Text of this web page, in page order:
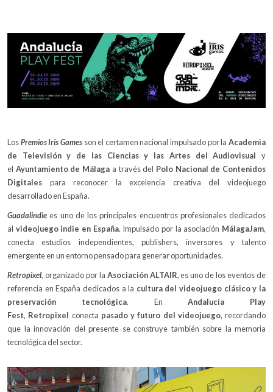
LosPremios Iris Gamesson el certamen nacional impulsado por laAcademia
de Televisión y de las Ciencias y las Artes del Audiovisual y
el Ayuntamiento de Málaga a través del Polo Nacional de Contenidos
Digitales para reconocer la excelencia creativa del videojuego
desarrollado en España.
Guadalindie es uno de los principales encuentros profesionales dedicados
al videojuego indie en España. Impulsado por la asociación MálagaJam,
conecta estudios independientes, publishers, inversores y talento
emergente en un entorno pensado para generar oportunidades.
Retropixel, organizado por la Asociación ALTAIR, es uno de los eventos de
referencia en España dedicados a la cultura del videojuego clásico y la
preservación tecnológica. EnAndalucía Play
Fest, Retropixel conecta pasado y futuro del videojuego, recordando
que la innovación del presente se construye también sobre la memoria
tecnológica del sector.